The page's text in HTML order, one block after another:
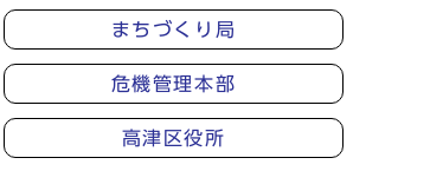
まちづくり局
危機管理本部
高津区役所